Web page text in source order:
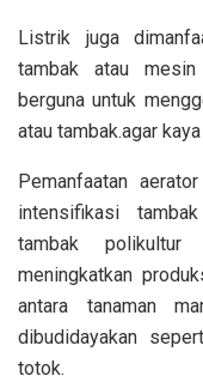
Listrik juga
tambak atau
berguna untuk
atau tambak.agar
Pemanfaatan
intensifikasi
tambak
meningkatkan
antara tanaman
dibudidayakan
totok.